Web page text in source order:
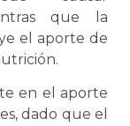
que la
el aporte de
en el aporte
dado que el